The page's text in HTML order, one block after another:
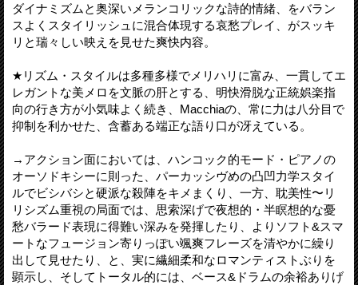
ダイナミズムと奥深いメランコリックな詩的情緒、をバラン
スよくスタイリッシュに混合体現する哀愁プレイ、がスッキ
リと瑞々しい映えを見せた爽快内容。
★リズム・スタイルは多種多様でメリハリに富み、一貫してエ
レガントな美メロを文脈の肝とする、明快滑脱な正統娯楽指
向の行き方が小気味よく続き、Macchiaの、常に力は八分目で
抑制を利かせた、含蓄ある端正な語り口が冴えている。
→アクション面においては、ハンコック的モード・ピアノの
オーソドキシーに則った、パーカッシヴめの凸凹力学スタイ
ルでビシバシと硬派な殺陣をキメまくり、一方、耽美性〜リ
リシズム重視の局面では、思索深げで夜想的・半瞑想的な憂
愁バラード表現に得難い深みを発揮したり、よりソフト&スマ
ートなフュージョン寄りっぽい颯爽フレーズを清やかに繰り
出して見せたり、と、実に繊細柔和なロマンティストぶりを
顕示し、そしてトータル的には、ベース&ドラムの余裕ありげ